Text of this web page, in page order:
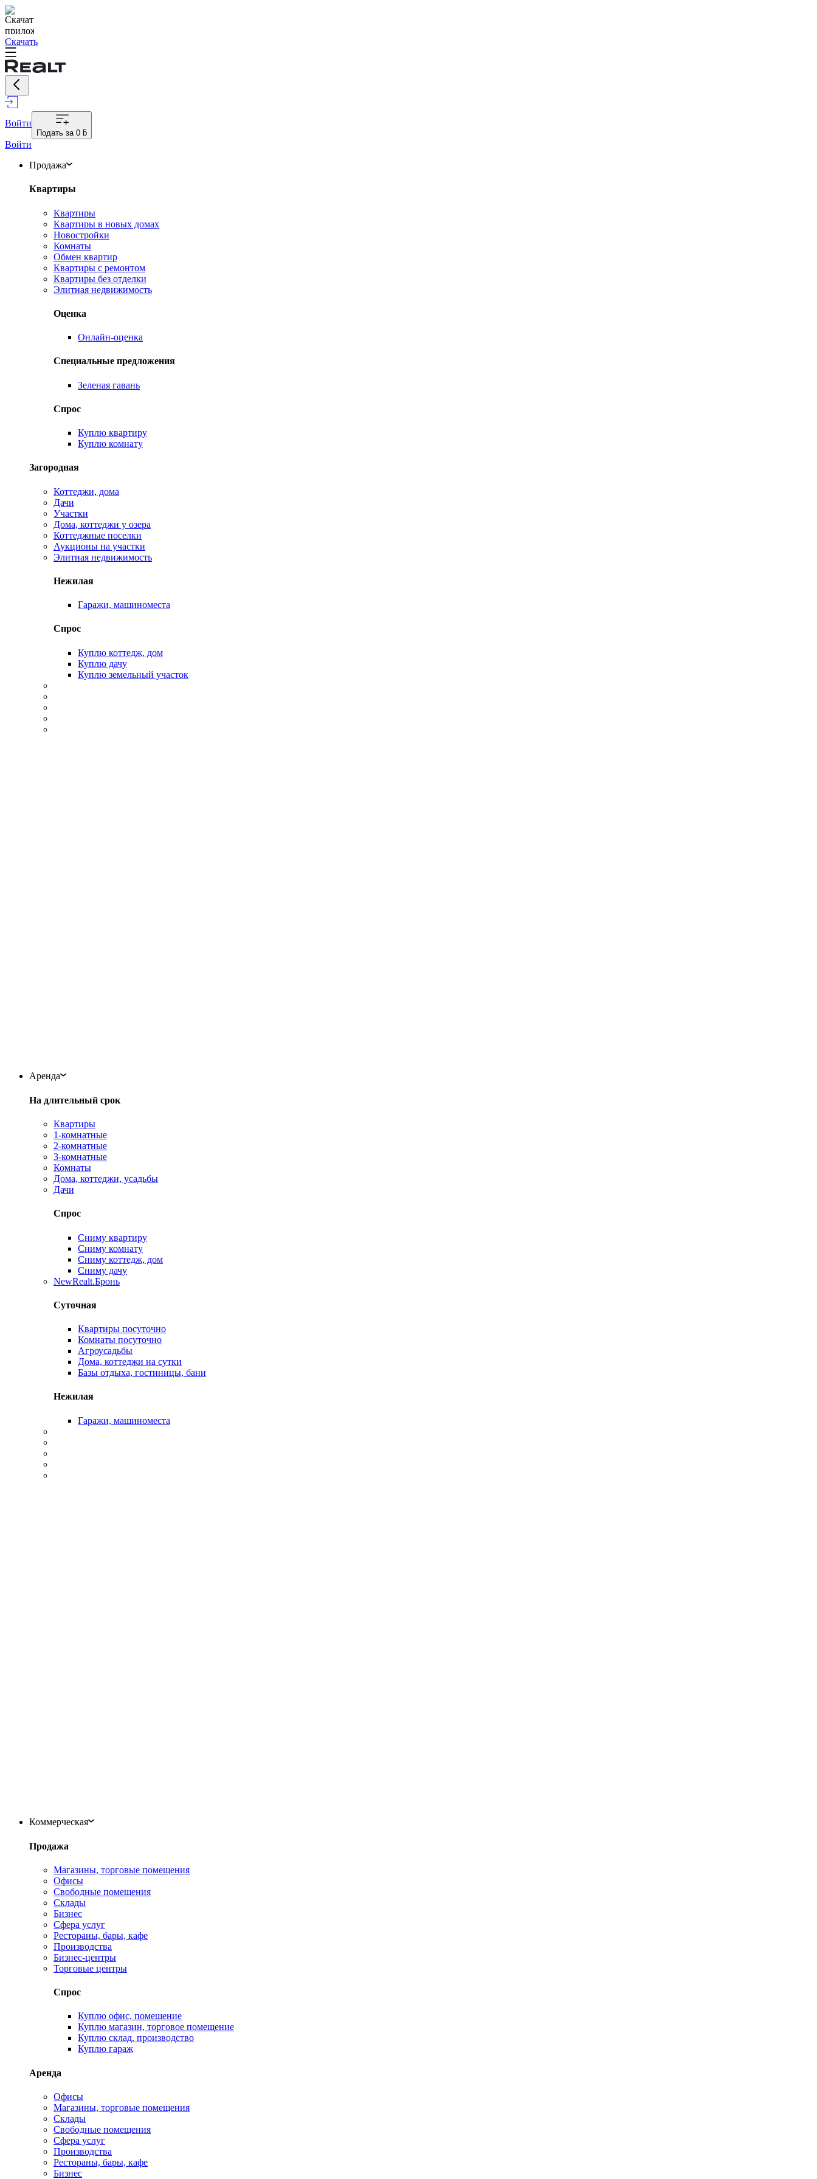
Скачать
Войти
Подать за 0 ƃ
Войти
Продажа
Квартиры
Квартиры
Квартиры в новых домах
Новостройки
Комнаты
Обмен квартир
Квартиры с ремонтом
Квартиры без отделки
Элитная недвижимость
Оценка
Онлайн-оценка
Специальные предложения
Зеленая гавань
Спрос
Куплю квартиру
Куплю комнату
Загородная
Коттеджи, дома
Дачи
Участки
Дома, коттеджи у озера
Коттеджные поселки
Аукционы на участки
Элитная недвижимость
Нежилая
Гаражи, машиноместа
Спрос
Куплю коттедж, дом
Куплю дачу
Куплю земельный участок
Аренда
На длительный срок
Квартиры
1-комнатные
2-комнатные
3-комнатные
Комнаты
Дома, коттеджи, усадьбы
Дачи
Спрос
Сниму квартиру
Сниму комнату
Сниму коттедж, дом
Сниму дачу
NewRealt.Бронь
Суточная
Квартиры посуточно
Комнаты посуточно
Агроусадьбы
Дома, коттеджи на сутки
Базы отдыха, гостиницы, бани
Нежилая
Гаражи, машиноместа
Коммерческая
Продажа
Магазины, торговые помещения
Офисы
Свободные помещения
Склады
Бизнес
Сфера услуг
Рестораны, бары, кафе
Производства
Бизнес-центры
Торговые центры
Спрос
Куплю офис, помещение
Куплю магазин, торговое помещение
Куплю склад, производство
Куплю гараж
Аренда
Офисы
Магазины, торговые помещения
Склады
Свободные помещения
Сфера услуг
Производства
Рестораны, бары, кафе
Бизнес